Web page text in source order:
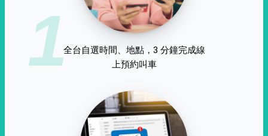
1全台自選時間、地點，3 分鐘完成線
上預約叫車